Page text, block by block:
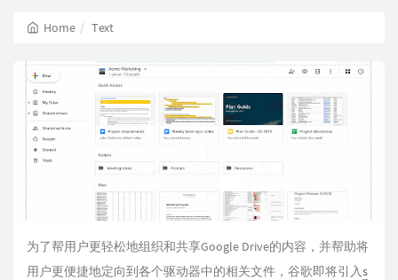
Home Text
为了帮用户更轻松地组织和共享Google Drive的内容，并帮助将
用户更便捷地定向到各个驱动器中的相关文件，谷歌即将引入s